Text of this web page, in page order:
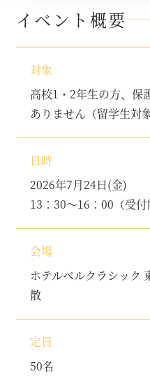
イベント概要
対象
高校1・2年生の方、
ありません（留学生対
日時
2026年7月24日(金)
13：30～16：00（受付
会場
ホテルベルクラシッ
散
定員
50名